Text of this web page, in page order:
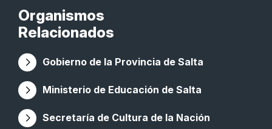
Organismos
Relacionados
Gobierno de la Provincia de Salta
Ministerio de Educación de Salta
Secretaría de Cultura de la Nación